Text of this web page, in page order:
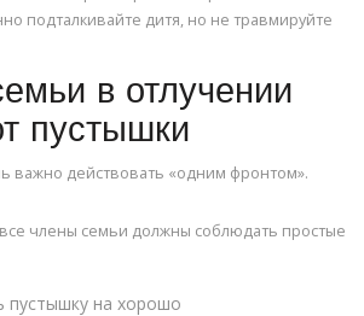
подталкивайте дитя, но не травмируйте
в отлучении
пустышки
важно действовать «одним фронтом».
члены семьи должны соблюдать простые
пустышку на хорошо